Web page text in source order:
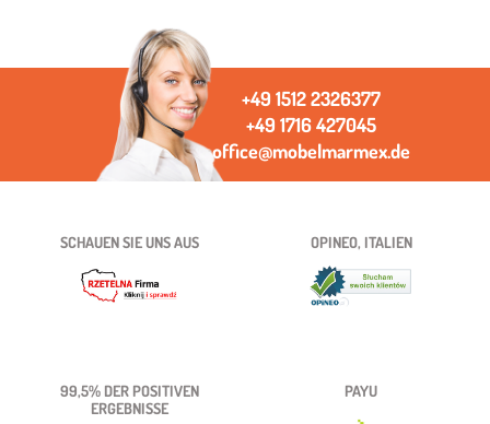
+49 1512 2326377
+49 1716 427045
office@mobelmarmex.de
SCHAUEN SIE UNS AUS OPINEO, ITALIEN
99,5% DER POSITIVEN
ERGEBNISSE
PAYU